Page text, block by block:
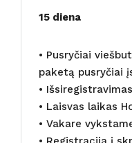
15 diena
• Pusryčiai
paketą pusryčiai
•
• Laisvas laikas
• Vakare